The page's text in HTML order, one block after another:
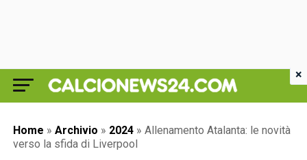
Home » Archivio » 2024 » Allenamento Atalanta: le novità
verso la sfida di Liverpool
×